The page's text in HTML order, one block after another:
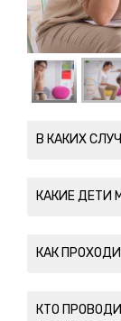
В КАКИХ
КАКИЕ ДЕТИ
КАК
КТО